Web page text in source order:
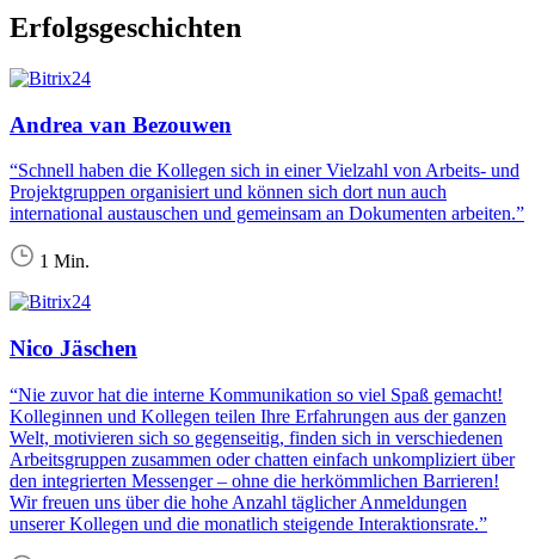
Erfolgsgeschichten
Andrea van Bezouwen
“Schnell haben die Kollegen sich in einer Vielzahl von Arbeits- und
Projektgruppen organisiert und können sich dort nun auch
international austauschen und gemeinsam an Dokumenten arbeiten.”
1 Min.
Nico Jäschen
“Nie zuvor hat die interne Kommunikation so viel Spaß gemacht!
Kolleginnen und Kollegen teilen Ihre Erfahrungen aus der ganzen
Welt, motivieren sich so gegenseitig, finden sich in verschiedenen
Arbeitsgruppen zusammen oder chatten einfach unkompliziert über
den integrierten Messenger – ohne die herkömmlichen Barrieren!
Wir freuen uns über die hohe Anzahl täglicher Anmeldungen
unserer Kollegen und die monatlich steigende Interaktionsrate.”